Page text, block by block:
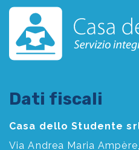
Dati fiscali
Casa dello Studente
Via Andrea Maria